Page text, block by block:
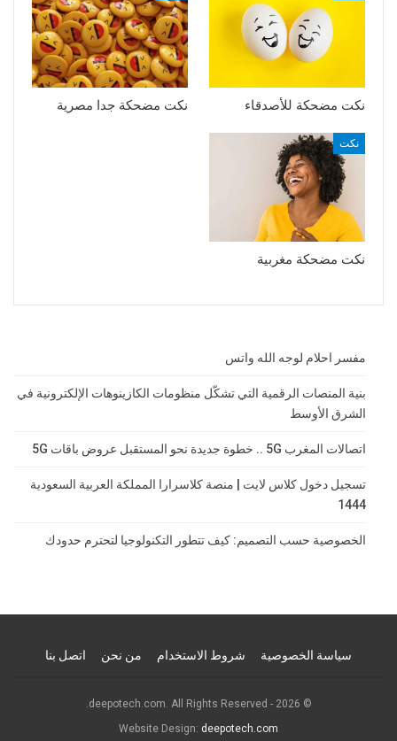
نكت مضحكة للأصدقاء نكت مضحكة جدا مصرية
نكت
نكت مضحكة مغربية
مفسر احلام لوجه الله واتس
بنية المنصات الرقمية التي تشكّل منظومات الكازينوهات الإلكترونية في
الشرق الأوسط
اتصالات المغرب 5G .. خطوة جديدة نحو المستقبل عروض باقات 5G
تسجيل دخول كلاس لايت | منصة كلاسرارا المملكة العربية السعودية
1444
الخصوصية حسب التصميم: كيف تتطور التكنولوجيا لتحترم حدودك
سياسة الخصوصية شروط الاستخدام من نحن اتصل بنا
© 2026 - deepotech.com. All Rights Reserved.
Website Design: deepotech.com